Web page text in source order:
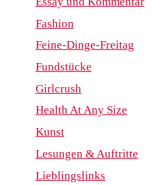
Fashion
Feine-Dinge-Freitag
Fundstücke
Girlcrush
Health At Any Size
Kunst
Lesungen & Auftritte
Lieblingslinks